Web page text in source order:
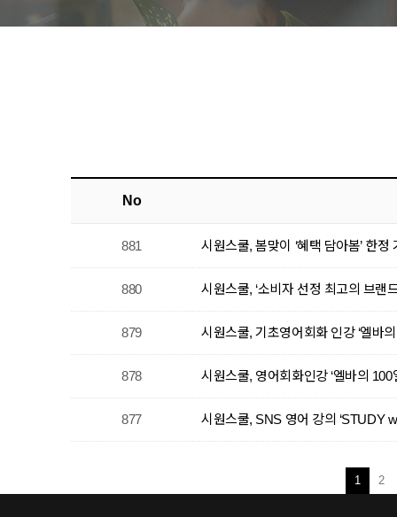
No
881 시원스쿨, 봄맞이 ‘혜택 담아봄’ 한
880 시원스쿨, ‘소비자 선정 최고의 브랜
879 시원스쿨, 기초영어회화 인강 ‘엘바
878 시원스쿨, 영어회화인강 ‘엘바의 100
877 시원스쿨, SNS 영어 강의 ‘STUDY
1 2